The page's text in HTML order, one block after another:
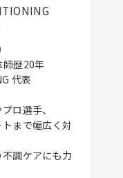
師歴20年
代表
ロ選手、
まで幅広く対
調ケアにも力